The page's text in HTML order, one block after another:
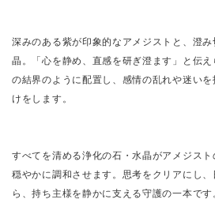
深みのある紫が印象的なアメジストと、澄
晶。「心を静め、直感を研ぎ澄ます」と伝
の結界のように配置し、感情の乱れや迷い
けをします。
すべてを清める浄化の石・水晶がアメジス
穏やかに調和させます。思考をクリアにし
ら、持ち主様を静かに支える守護の一本です